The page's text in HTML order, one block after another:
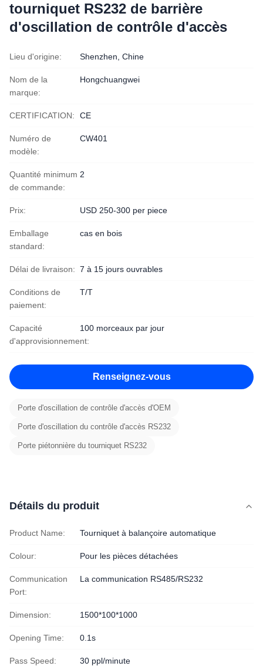
tourniquet RS232 de barrière
d'oscillation de contrôle d'accès
Lieu d'origine: Shenzhen, Chine
Nom de la
marque:
Hongchuangwei
CERTIFICATION: CE
Numéro de
modèle:
CW401
Quantité minimum
de commande:
2
Prix: USD 250-300 per piece
Emballage
standard:
cas en bois
Délai de livraison: 7 à 15 jours ouvrables
Conditions de
paiement:
T/T
Capacité
d'approvisionnement:
100 morceaux par jour
Renseignez-vous
Porte d'oscillation de contrôle d'accès d'OEM
Porte d'oscillation du contrôle d'accès RS232
Porte piétonnière du tourniquet RS232
Détails du produit
Product Name: Tourniquet à balançoire automatique
Colour: Pour les pièces détachées
Communication
Port:
La communication RS485/RS232
Dimension: 1500*100*1000
Opening Time: 0.1s
Pass Speed: 30 ppl/minute